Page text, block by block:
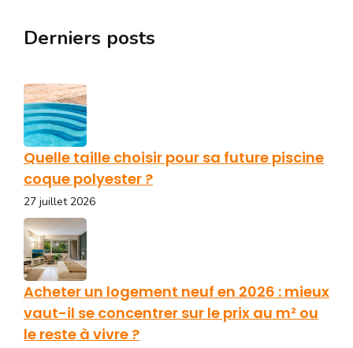
Derniers posts
Quelle taille choisir pour sa future piscine
coque polyester ?
27 juillet 2026
Acheter un logement neuf en 2026 : mieux
vaut-il se concentrer sur le prix au m² ou
le reste à vivre ?